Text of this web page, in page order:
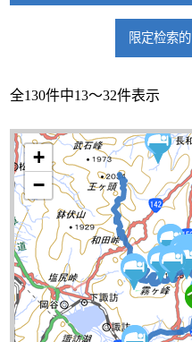
全130件中13～32件表示
+
−